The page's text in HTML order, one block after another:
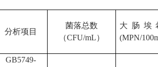
分析项目
菌落总数
（CFU/mL）
大肠埃
(MPN/
GB5749-